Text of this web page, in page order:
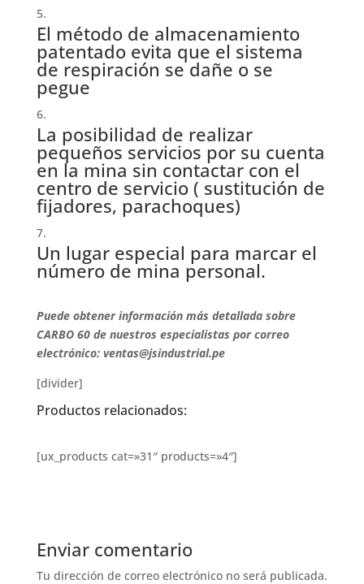
El método de almacenamiento
patentado evita que el sistema
de respiración se dañe o se
pegue
La posibilidad de realizar
pequeños servicios por su cuenta
en la mina sin contactar con el
centro de servicio ( sustitución de
fijadores, parachoques)
Un lugar especial para marcar el
número de mina personal.
Puede obtener información más detallada sobre
CARBO 60 de nuestros especialistas por correo
electrónico: ventas@jsindustrial.pe
[divider]
Productos relacionados:
[ux_products cat=»31″ products=»4″]
Enviar comentario
Tu dirección de correo electrónico no será publicada.